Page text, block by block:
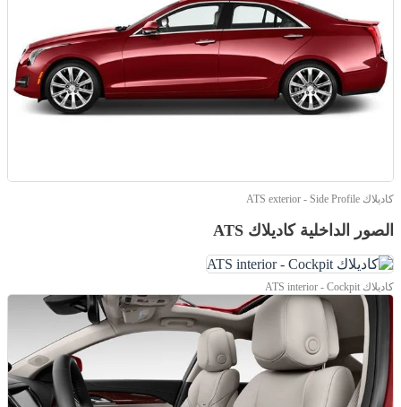
كاديلاك ATS exterior - Side Profile
الصور الداخلية كاديلاك ATS
كاديلاك ATS interior - Cockpit